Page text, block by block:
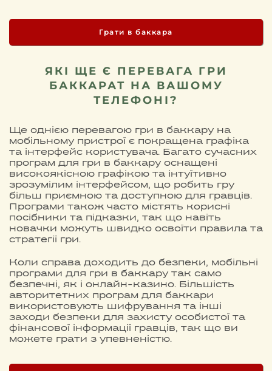
Грати в баккара
ЯКІ ЩЕ Є ПЕРЕВАГА ГРИ
БАККАРАТ НА ВАШОМУ
ТЕЛЕФОНІ?
Ще однією перевагою гри в баккару на
мобільному пристрої є покращена графіка
та інтерфейс користувача. Багато сучасних
програм для гри в баккару оснащені
високоякісною графікою та інтуїтивно
зрозумілим інтерфейсом, що робить гру
більш приємною та доступною для гравців.
Програми також часто містять корисні
посібники та підказки, так що навіть
новачки можуть швидко освоїти правила та
стратегії гри.
Коли справа доходить до безпеки, мобільні
програми для гри в баккару так само
безпечні, як і онлайн-казино. Більшість
авторитетних програм для баккари
використовують шифрування та інші
заходи безпеки для захисту особистої та
фінансової інформації гравців, так що ви
можете грати з упевненістю.